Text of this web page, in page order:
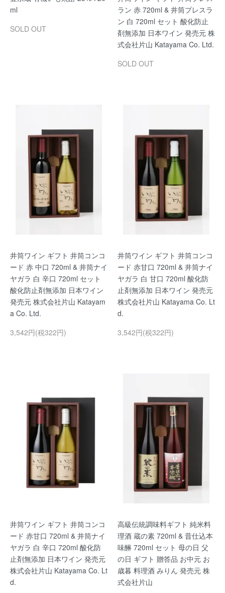
ml
SOLD OUT
ラン 赤 720ml & 井筒プレスラ
ン 白 720ml セット 酸化防止
剤無添加 日本ワイン 発売元 株
式会社片山 Katayama Co. Ltd.
SOLD OUT
井筒ワイン ギフト 井筒コンコ
ード 赤 中口 720ml & 井筒ナイ
ヤガラ 白 辛口 720ml セット
酸化防止剤無添加 日本ワイン
発売元 株式会社片山 Katayam
a Co. Ltd.
3,542円(税322円)
井筒ワイン ギフト 井筒コンコ
ード 赤甘口 720ml & 井筒ナイ
ヤガラ 白 甘口 720ml 酸化防
止剤無添加 日本ワイン 発売元
株式会社片山 Katayama Co. Lt
d.
3,542円(税322円)
井筒ワイン ギフト 井筒コンコ
ード 赤甘口 720ml & 井筒ナイ
ヤガラ 白 辛口 720ml 酸化防
止剤無添加 日本ワイン 発売元
株式会社片山 Katayama Co. Lt
d.
高級伝統調味料ギフト 純米料
理酒 蔵の素 720ml & 昔仕込本
味醂 720ml セット 母の日 父
の日 ギフト 贈答品 お中元 お
歳暮 料理酒 みりん 発売元 株
式会社片山